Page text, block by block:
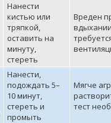
Нанести
кистью или
тряпкой,
оставить на
минуту,
стереть
Вреден
Нанести,
подождать 5–
10 минут,
стереть и
промыть
Мягче
тест